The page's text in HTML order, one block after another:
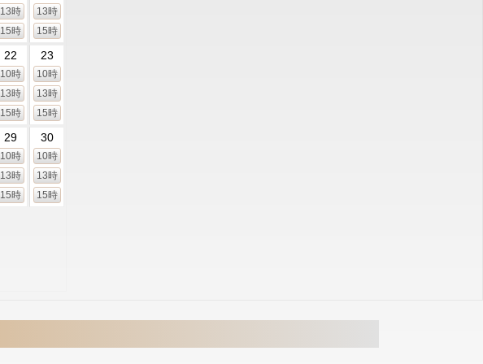
13時
15時
13時
15時
22
10時
13時
15時
23
10時
13時
15時
29
10時
13時
15時
30
10時
13時
15時